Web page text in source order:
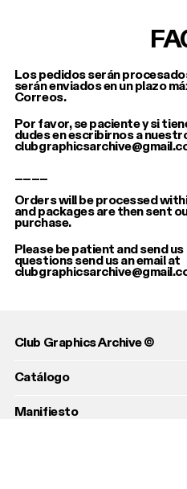
Los pedidos serán
serán enviados en un plazo
Correos.
Por favor, se paciente y si
dudes en escribirnos a
Orders will be processed
and packages are then sent
purchase.
Please be patient and send us
questions send us an email at
Club Graphics Archive ©
Catálogo
Manifiesto